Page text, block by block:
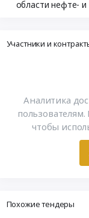
области нефте-
Участники и
Аналитика
чтобы
Похожие тендеры